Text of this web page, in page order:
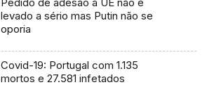
levado a sério mas Putin não se
oporia
Covid-19: Portugal com 1.135
mortos e 27.581 infetados